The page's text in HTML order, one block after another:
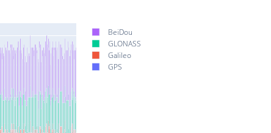
BeiDou
GLONASS
Galileo
GPS